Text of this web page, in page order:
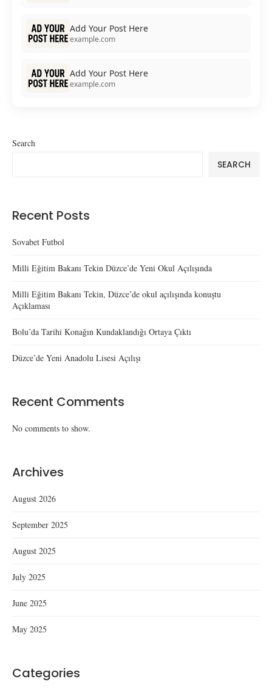
Add Your Post Here
example.com
Add Your Post Here
example.com
Search
SEARCH
Recent Posts
Sovabet Futbol
Milli Eğitim Bakanı Tekin Düzce’de Yeni Okul Açılışında
Milli Eğitim Bakanı Tekin, Düzce’de okul açılışında konuştu
Açıklaması
Bolu’da Tarihi Konağın Kundaklandığı Ortaya Çıktı
Düzce’de Yeni Anadolu Lisesi Açılışı
Recent Comments
No comments to show.
Archives
August 2026
September 2025
August 2025
July 2025
June 2025
May 2025
Categories